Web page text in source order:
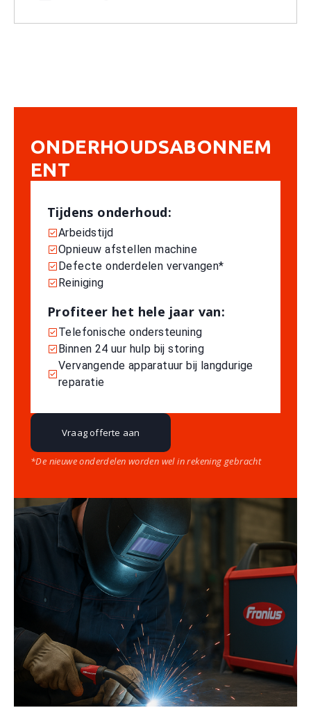
ONDERHOUDSABONNEM
ENT
Tijdens onderhoud:
Arbeidstijd
Opnieuw afstellen machine
Defecte onderdelen vervangen*
Reiniging
Profiteer het hele jaar van:
Telefonische ondersteuning
Binnen 24 uur hulp bij storing
Vervangende apparatuur bij langdurige
reparatie
Vraag offerte aan
*De nieuwe onderdelen worden wel in rekening gebracht